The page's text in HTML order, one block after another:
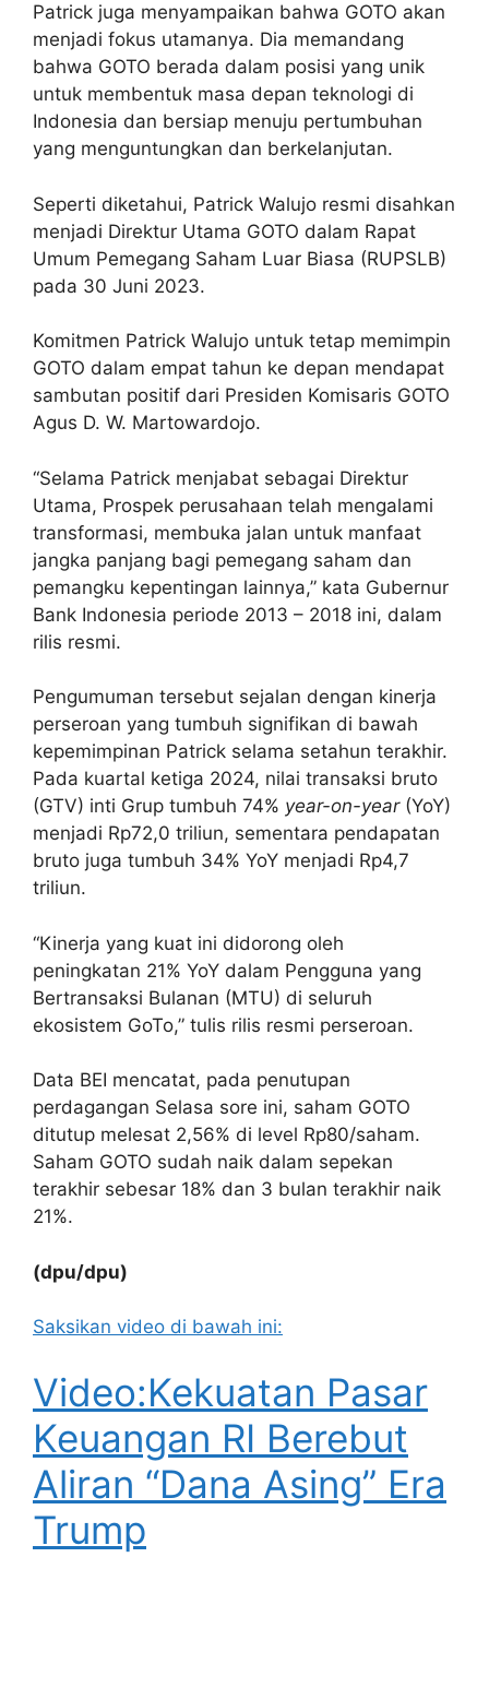
Patrick juga menyampaikan bahwa GOTO akan
menjadi fokus utamanya. Dia memandang
bahwa GOTO berada dalam posisi yang unik
untuk membentuk masa depan teknologi di
Indonesia dan bersiap menuju pertumbuhan
yang menguntungkan dan berkelanjutan.
Seperti diketahui, Patrick Walujo resmi disahkan
menjadi Direktur Utama GOTO dalam Rapat
Umum Pemegang Saham Luar Biasa (RUPSLB)
pada 30 Juni 2023.
Komitmen Patrick Walujo untuk tetap memimpin
GOTO dalam empat tahun ke depan mendapat
sambutan positif dari Presiden Komisaris GOTO
Agus D. W. Martowardojo.
“Selama Patrick menjabat sebagai Direktur
Utama, Prospek perusahaan telah mengalami
transformasi, membuka jalan untuk manfaat
jangka panjang bagi pemegang saham dan
pemangku kepentingan lainnya,” kata Gubernur
Bank Indonesia periode 2013 – 2018 ini, dalam
rilis resmi.
Pengumuman tersebut sejalan dengan kinerja
perseroan yang tumbuh signifikan di bawah
kepemimpinan Patrick selama setahun terakhir.
Pada kuartal ketiga 2024, nilai transaksi bruto
(GTV) inti Grup tumbuh 74% year-on-year(YoY)
menjadi Rp72,0 triliun, sementara pendapatan
bruto juga tumbuh 34% YoY menjadi Rp4,7
triliun.
“Kinerja yang kuat ini didorong oleh
peningkatan 21% YoY dalam Pengguna yang
Bertransaksi Bulanan (MTU) di seluruh
ekosistem GoTo,” tulis rilis resmi perseroan.
Data BEI mencatat, pada penutupan
perdagangan Selasa sore ini, saham GOTO
ditutup melesat 2,56% di level Rp80/saham.
Saham GOTO sudah naik dalam sepekan
terakhir sebesar 18% dan 3 bulan terakhir naik
21%.
(dpu/dpu)
Saksikan video di bawah ini:
Video:Kekuatan Pasar
Keuangan RI Berebut
Aliran “Dana Asing” Era
Trump